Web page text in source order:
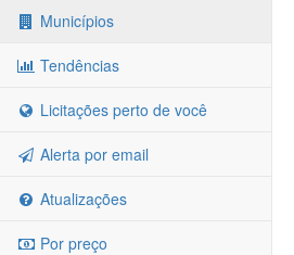
Municípios
Tendências
Licitações perto de você
Alerta por email
Atualizações
Por preço